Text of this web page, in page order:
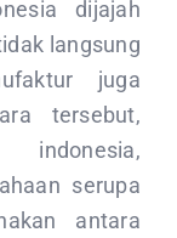
dijajah
langsung
juga
tersebut,
serupa
antara